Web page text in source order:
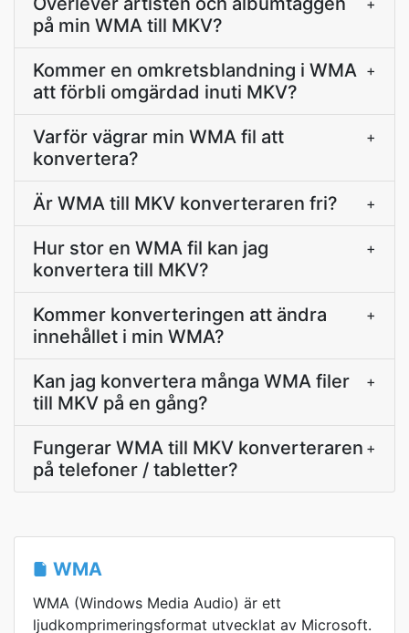
på min WMA till MKV?
+
Kommer en omkretsblandning i WMA
att förbli omgärdad inuti MKV?
+
Varför vägrar min WMA fil att
konvertera?
+
Är WMA till MKV konverteraren fri? +
Hur stor en WMA fil kan jag
konvertera till MKV?
+
Kommer konverteringen att ändra
innehållet i min WMA?
+
Kan jag konvertera många WMA filer
till MKV på en gång?
+
Fungerar WMA till MKV konverteraren
på telefoner / tabletter?
+
WMA
WMA (Windows Media Audio) är ett
ljudkomprimeringsformat utvecklat av Microsoft.